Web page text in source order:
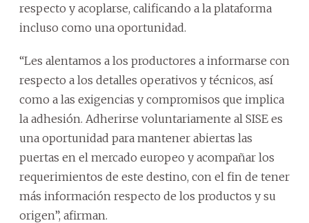
respecto y acoplarse, calificando a la plataforma
incluso como una oportunidad.
“Les alentamos a los productores a informarse con
respecto a los detalles operativos y técnicos, así
como a las exigencias y compromisos que implica
la adhesión. Adherirse voluntariamente al SISE es
una oportunidad para mantener abiertas las
puertas en el mercado europeo y acompañar los
requerimientos de este destino, con el fin de tener
más información respecto de los productos y su
origen”, afirman.